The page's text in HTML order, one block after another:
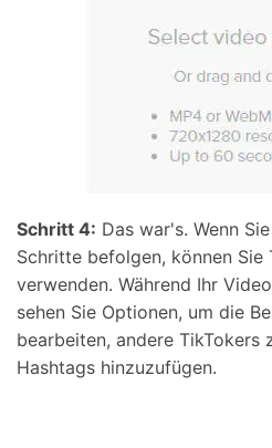
Schritt 4: Das war's. Wenn
Schritte befolgen, können Sie
verwenden. Während Ihr
sehen Sie Optionen, um die
bearbeiten, andere TikTokers
Hashtags hinzuzufügen.